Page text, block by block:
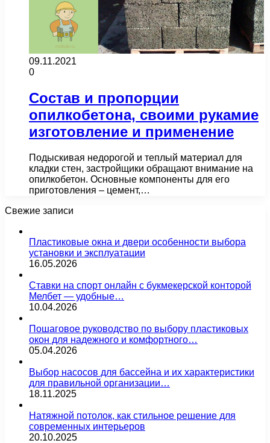
09.11.2021
0
Состав и пропорции
опилкобетона, своими рукамие
изготовление и применение
Подыскивая недорогой и теплый материал для
кладки стен, застройщики обращают внимание на
опилкобетон. Основные компоненты для его
приготовления – цемент,…
Свежие записи
Пластиковые окна и двери особенности выбора
установки и эксплуатации
16.05.2026
Ставки на спорт онлайн с букмекерской конторой
Мелбет — удобные…
10.04.2026
Пошаговое руководство по выбору пластиковых
окон для надежного и комфортного…
05.04.2026
Выбор насосов для бассейна и их характеристики
для правильной организации…
18.11.2025
Натяжной потолок, как стильное решение для
современных интерьеров
20.10.2025